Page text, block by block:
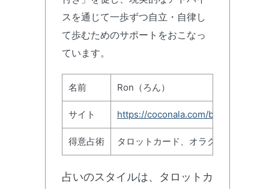
スを通じて一歩ずつ自立・自律し
て歩むためのサポートをおこなっ
ています。
名前 Ron（ろん）
サイト https://coconala.com/blogs/
得意占術 タロットカード、オラクルカード、
占いのスタイルは、タロットカ